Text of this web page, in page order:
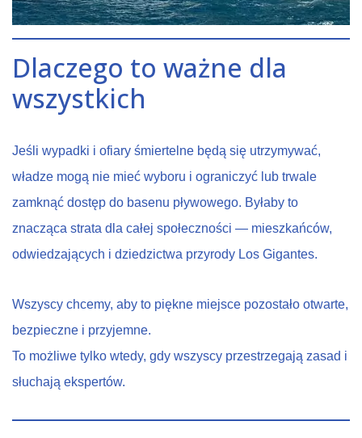
Dlaczego to ważne dla
wszystkich
Jeśli wypadki i ofiary śmiertelne będą się utrzymywać,
władze mogą nie mieć wyboru i ograniczyć lub trwale
zamknąć dostęp do basenu pływowego. Byłaby to
znacząca strata dla całej społeczności — mieszkańców,
odwiedzających i dziedzictwa przyrody Los Gigantes.
Wszyscy chcemy, aby to piękne miejsce pozostało otwarte,
bezpieczne i przyjemne.
To możliwe tylko wtedy, gdy wszyscy przestrzegają zasad i
słuchają ekspertów.